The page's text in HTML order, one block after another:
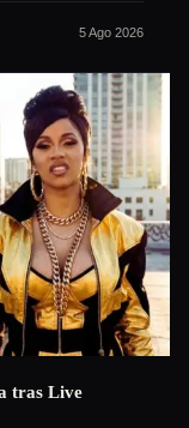
5 Ago 2026
tras Live